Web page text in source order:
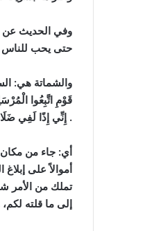
وفي الحديث عن
حتى يحب للناس
والشماتة هي:
قَوْمِ اتَّبِعُوا
. إِنِّي إِذًا لَفِي
أي: جاء من مكان
أموالاً على
تملك من الأمر
إلى ما قلته